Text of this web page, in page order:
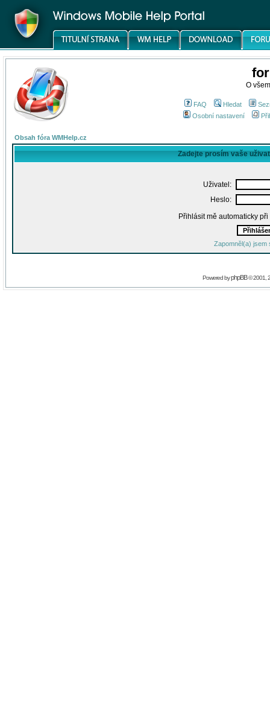
O
FAQ Hledat
Osobní nastavení
Obsah fóra WMHelp.cz
Zadejte prosím vaše
Uživatel:
Heslo:
Přihlásit mě automaticky
Zapomněl(a) jsem
Powered byphpBB© 2001,